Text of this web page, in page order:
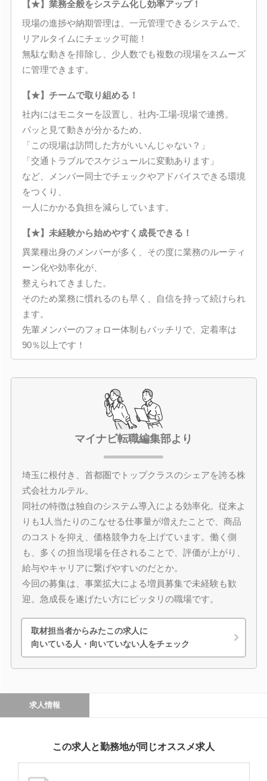
【★】業務全般をシステム化し効率アップ！
現場の進捗や納期管理は、一元管理できるシステムで、
リアルタイムにチェック可能！
無駄な動きを排除し、少人数でも複数の現場をスムーズ
に管理できます。
【★】チームで取り組める！
社内にはモニターを設置し、社内-工場-現場で連携。
パッと見て動きが分かるため、
「この現場は訪問した方がいいんじゃない？」
「交通トラブルでスケジュールに変動あります」
など、メンバー同士でチェックやアドバイスできる環境
をつくり、
一人にかかる負担を減らしています。
【★】未経験から始めやすく成長できる！
異業種出身のメンバーが多く、その度に業務のルーティ
ーン化や効率化が、
整えられてきました。
そのため業務に慣れるのも早く、自信を持って続けられ
ます。
先輩メンバーのフォロー体制もバッチリで、定着率は
90％以上です！
マイナビ転職編集部より
埼玉に根付き、首都圏でトップクラスのシェアを誇る株
式会社カルテル。
同社の特徴は独自のシステム導入による効率化。従来よ
りも1人当たりのこなせる仕事量が増えたことで、商品
のコストを抑え、価格競争力を上げています。働く側
も、多くの担当現場を任されることで、評価が上がり、
給与やキャリアに繋げやすいのだとか。
今回の募集は、事業拡大による増員募集で未経験も歓
迎。急成長を遂げたい方にピッタリの職場です。
取材担当者からみたこの求人に
向いている人・向いていない人をチェック
求人情報
この求人と勤務地が同じオススメ求人